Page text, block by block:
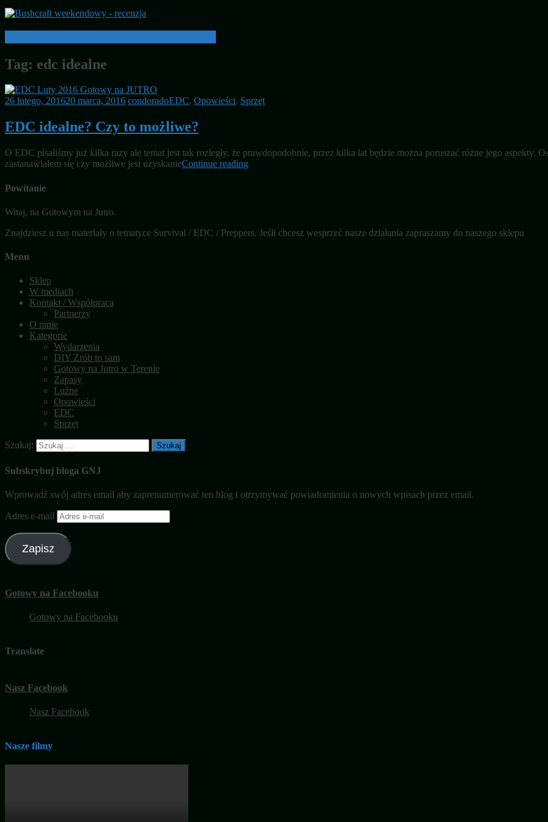
Tag: edc idealne
26 lutego, 201620 marca, 2016 condoradoEDC, Opowieści, Sprzęt
EDC idealne? Czy to możliwe?
O EDC pisaliśmy już kilka razy ale temat jest tak rozległy, że prawdopodobnie, przez kilka lat będzie można poruszać różne jego aspekty.
zastanawiałem się czy możliwe jest uzyskanieContinue reading
Powitanie
Witaj, na Gotowym na Jutro.
Znajdziesz u nas materiały o tematyce Survival / EDC / Preppers. Jeśli chcesz wesprzeć nasze działania zapraszamy do naszego sklepu
Menu
Sklep
W mediach
Kontakt / Współpraca
Partnerzy
O mnie
Kategorie
Wydarzenia
DIY Zrób to sam
Gotowy na Jutro w Terenie
Zapasy
Luźne
Opowieści
EDC
Sprzęt
Szukaj:
Subskrybuj bloga GNJ
Wprowadź swój adres email aby zaprenumerować ten blog i otrzymywać powiadomienia o nowych wpisach przez email.
Adres e-mail
Zapisz
Gotowy na Facebooku
Gotowy na Facebooku
Translate
Nasz Facebook
Nasz Facebook
Nasze filmy